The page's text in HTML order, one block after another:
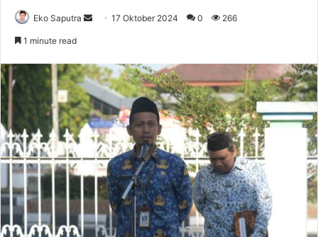
Eko Saputra
Send17 Oktober 2024 0 266
1 minute read